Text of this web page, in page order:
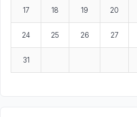
17 18 19 20
24 25 26 27
31